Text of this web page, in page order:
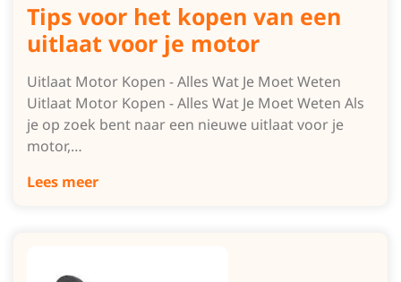
Tips voor het kopen van een
uitlaat voor je motor
Uitlaat Motor Kopen - Alles Wat Je Moet Weten
Uitlaat Motor Kopen - Alles Wat Je Moet Weten Als
je op zoek bent naar een nieuwe uitlaat voor je
motor,…
Lees meer